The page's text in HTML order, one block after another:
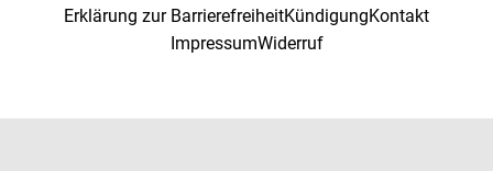
Erklärung zur BarrierefreiheitKündigungKontakt
ImpressumWiderruf